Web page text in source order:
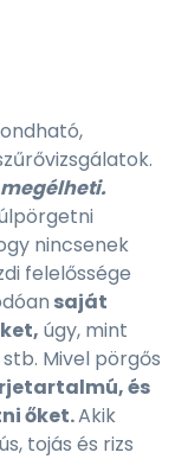
megélheti.
nincsenek
felelőssége
saját
úgy, mint
Mivel pörgős
és
őket.Akik
tojás és rizs